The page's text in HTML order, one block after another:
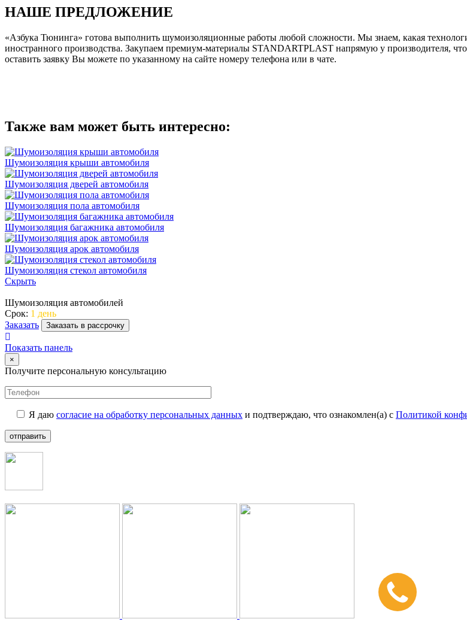
НАШЕ ПРЕДЛОЖЕНИЕ
«Азбука Тюнинга» готова выполнить шумоизоляционные работы любой сложности. Мы знаем, какая
иностранного производства. Закупаем премиум-материалы STANDARTPLAST напрямую у производителя,
оставить заявку Вы можете по указанному на сайте номеру телефона или в чате.
Также вам может быть интересно:
Шумоизоляция крыши автомобиля
Шумоизоляция дверей автомобиля
Шумоизоляция пола автомобиля
Шумоизоляция багажника автомобиля
Шумоизоляция арок автомобиля
Шумоизоляция стекол автомобиля
Скрыть
Шумоизоляция автомобилей
Срок: 1 день
Заказать
Заказать в рассрочку
Показать панель
×
Получите персональную консультацию
Я даю согласие на обработку персональных данных и подтверждаю, что ознакомлен(а) с Политикой
отправить